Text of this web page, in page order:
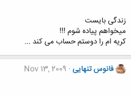
زندگی بایست
میخواهم پیاده شوم !!!
کریه ام را دوستم حساب می کند ...
فانوس تنهایی Nov 13, 2009